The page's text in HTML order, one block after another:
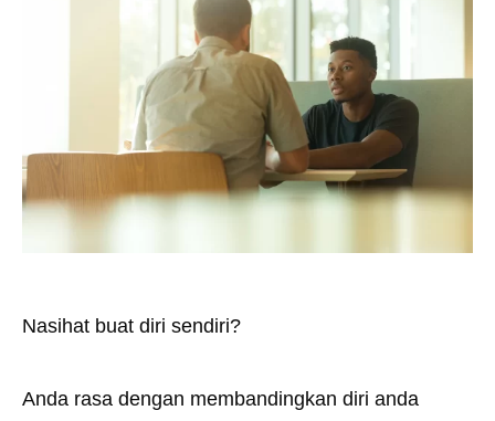
Nasihat buat diri sendiri?
Anda rasa dengan membandingkan diri anda